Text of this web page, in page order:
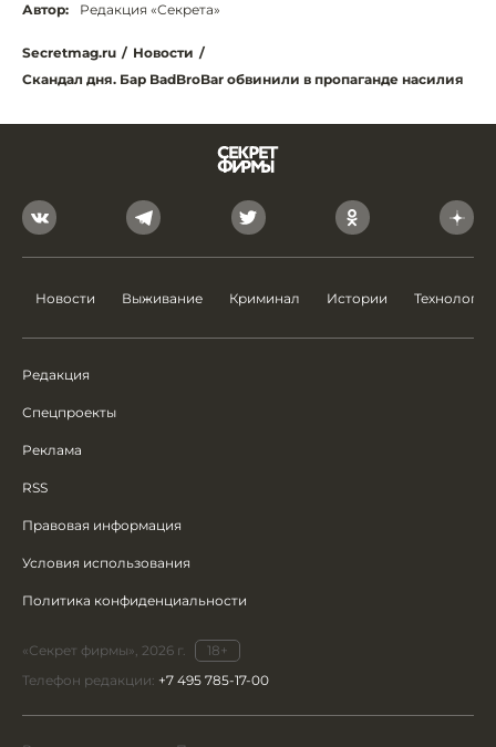
Автор: Редакция «Секрета»
Secretmag.ru / Новости /
Скандал дня. Бар BadBroBar обвинили в пропаганде насилия
Новости Выживание Криминал Истории Технологии
Редакция
Спецпроекты
Реклама
RSS
Правовая информация
Условия использования
Политика конфиденциальности
«Секрет фирмы», 2026 г.
18+
Телефон редакции: +7 495 785-17-00